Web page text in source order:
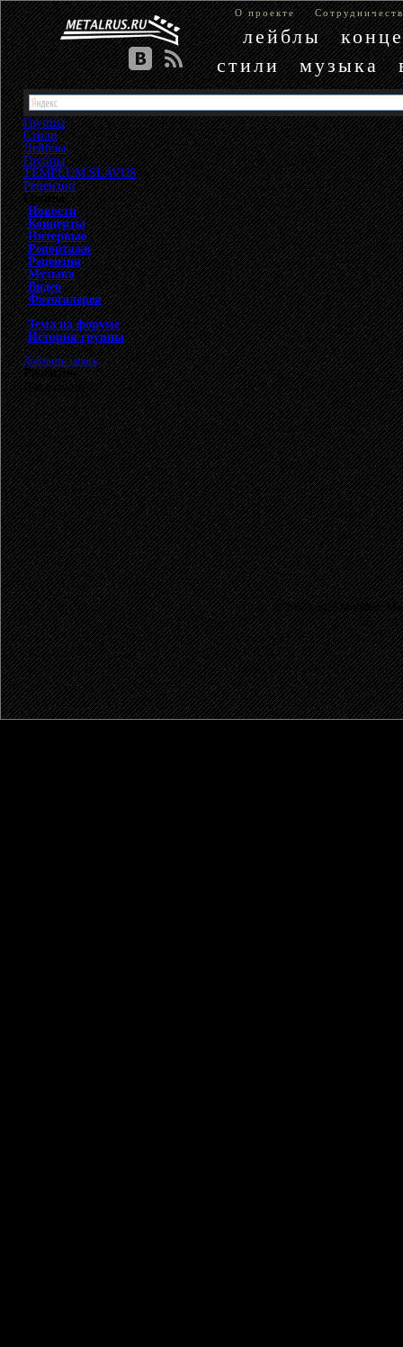
О проекте
лейблы
стили
музыка
Группы
Стили
Лейблы
Группы»
TEMPLUM SLAVUS»
Рецензии
Группа
Новости
Концерты
Интервью
Репортажи
Рецензии
Музыка
Видео
Фотогалерея
Тема на форуме
История группы
Добавить запись
Рецензии
Пока пусто
© 2003 - 2026 MetalRus.